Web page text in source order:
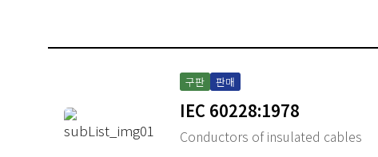
구판 판매
IEC 60228:1978
Conductors of insulated cables